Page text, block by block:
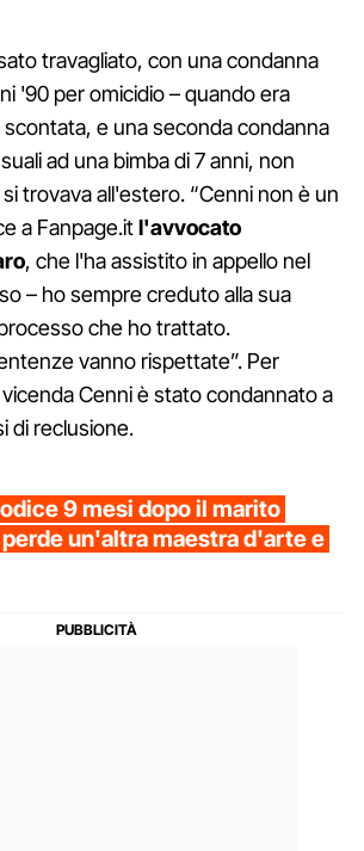
travagliato, con una condanna
'90 per omicidio – quando era
scontata, e una seconda condanna
ad una bimba di 7 anni, non
trovava all'estero. “Cenni non è un
a Fanpage.itl'avvocato
, che l'ha assistito in appello nel
– ho sempre creduto alla sua
che ho trattato.
vanno rispettate”. Per
Cenni è stato condannato a
di reclusione.
9 mesi dopo il marito
un'altra maestra d'arte e